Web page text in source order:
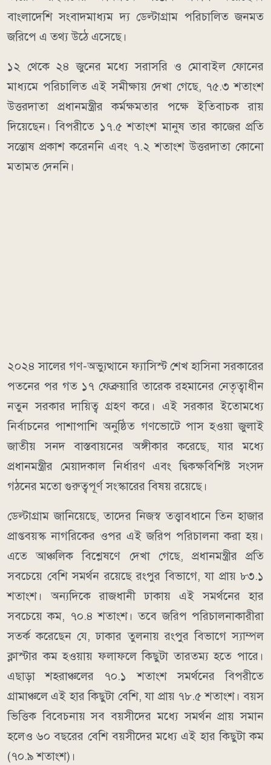
বাংলাদেশি সংবাদমাধ্যম দ্য ডেল্টাগ্রাম পরিচালিত জনমত
জরিপে এ তথ্য উঠে এসেছে।
১২ থেকে ২৪ জুনের মধ্যে সরাসরি ও মোবাইল ফোনের
মাধ্যমে পরিচালিত এই সমীক্ষায় দেখা গেছে, ৭৫.৩ শতাংশ
উত্তরদাতা প্রধানমন্ত্রীর কর্মক্ষমতার পক্ষে ইতিবাচক রায়
দিয়েছেন। বিপরীতে ১৭.৫ শতাংশ মানুষ তার কাজের প্রতি
সন্তোষ প্রকাশ করেননি এবং ৭.২ শতাংশ উত্তরদাতা কোনো
মতামত দেননি।
২০২৪ সালের গণ-অভ্যুত্থানে ফ্যাসিস্ট শেখ হাসিনা সরকারের
পতনের পর গত ১৭ ফেব্রুয়ারি তারেক রহমানের নেতৃত্বাধীন
নতুন সরকার দায়িত্ব গ্রহণ করে। এই সরকার ইতোমধ্যে
নির্বাচনের পাশাপাশি অনুষ্ঠিত গণভোটে পাস হওয়া জুলাই
জাতীয় সনদ বাস্তবায়নের অঙ্গীকার করেছে, যার মধ্যে
প্রধানমন্ত্রীর মেয়াদকাল নির্ধারণ এবং দ্বিকক্ষবিশিষ্ট সংসদ
গঠনের মতো গুরুত্বপূর্ণ সংস্কারের বিষয় রয়েছে।
ডেল্টাগ্রাম জানিয়েছে, তাদের নিজস্ব তত্ত্বাবধানে তিন হাজার
প্রাপ্তবয়স্ক নাগরিকের ওপর এই জরিপ পরিচালনা করা হয়।
এতে আঞ্চলিক বিশ্লেষণে দেখা গেছে, প্রধানমন্ত্রীর প্রতি
সবচেয়ে বেশি সমর্থন রয়েছে রংপুর বিভাগে, যা প্রায় ৮৩.১
শতাংশ। অন্যদিকে রাজধানী ঢাকায় এই সমর্থনের হার
সবচেয়ে কম, ৭০.৪ শতাংশ। তবে জরিপ পরিচালনাকারীরা
সতর্ক করেছেন যে, ঢাকার তুলনায় রংপুর বিভাগে স্যাম্পল
ক্লাস্টার কম হওয়ায় ফলাফলে কিছুটা তারতম্য হতে পারে।
এছাড়া শহরাঞ্চলের ৭০.১ শতাংশ সমর্থনের বিপরীতে
গ্রামাঞ্চলে এই হার কিছুটা বেশি, যা প্রায় ৭৮.৫ শতাংশ। বয়স
ভিত্তিক বিবেচনায় সব বয়সীদের মধ্যে সমর্থন প্রায় সমান
হলেও ৬০ বছরের বেশি বয়সীদের মধ্যে এই হার কিছুটা কম
(৭০.৯ শতাংশ)।